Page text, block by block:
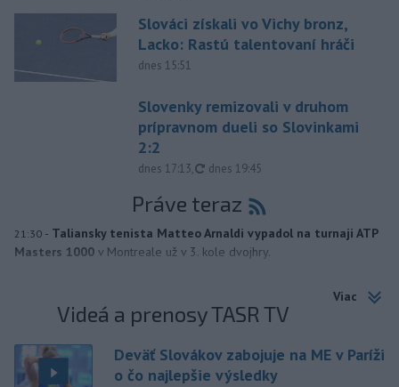
Slováci získali vo Vichy bronz,
Lacko: Rastú talentovaní hráči
dnes 15:51
Slovenky remizovali v druhom
prípravnom dueli so Slovinkami
2:2
dnes 17:13, aktualizované
dnes 19:45
Práve teraz
21:30 - Taliansky tenista Matteo Arnaldi vypadol na turnaji ATP
Masters 1000 v Montreale už v 3. kole dvojhry.
Viac
Videá a prenosy TASR TV
Deväť Slovákov zabojuje na ME v Paríži
o čo najlepšie výsledky